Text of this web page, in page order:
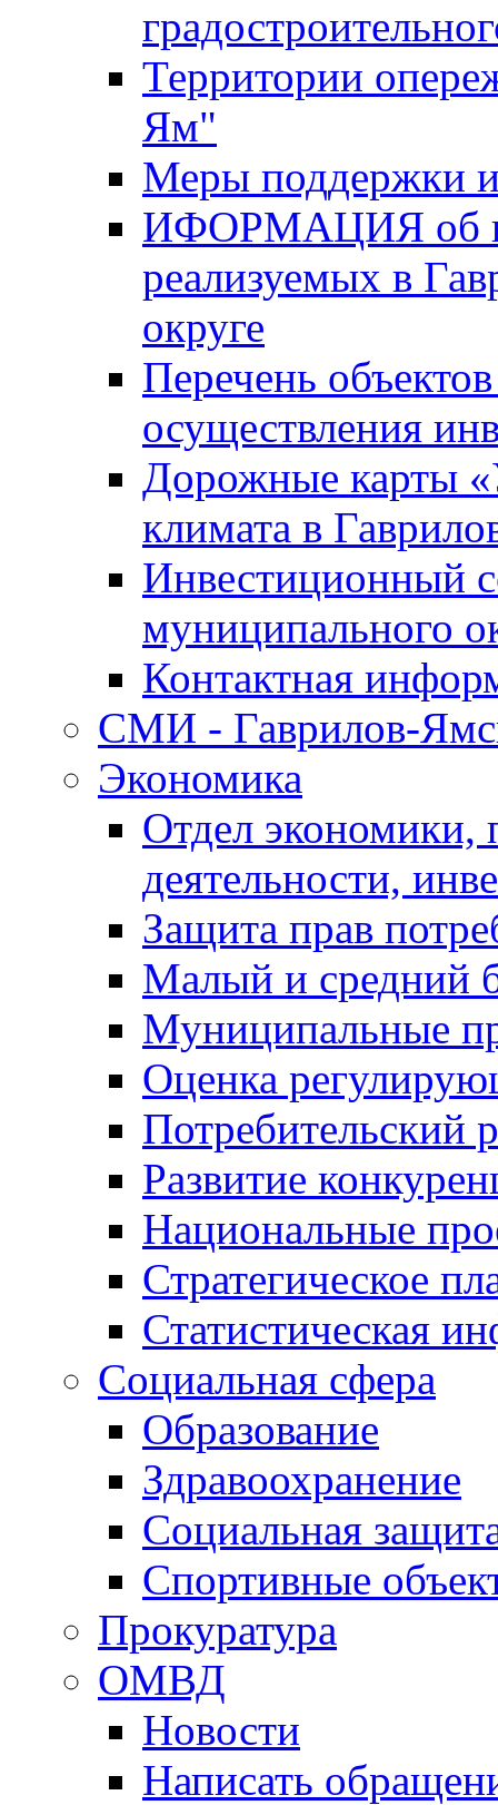
Территории
Ям"
Меры поддержки
ИФОРМАЦИЯ об
реализуемых в
округе
Перечень
осуществления
Дорожные карты
климата в
Инвестиционный
муниципального
Контактная
СМИ - Гаврилов-
Экономика
Отдел экономики,
деятельности,
Защита прав
Малый и средний
Муниципальные
Оценка
Потребительский
Развитие
Национальные
Стратегическое
Статистическая
Социальная сфера
Образование
Здравоохранение
Социальная
Спортивные
Прокуратура
ОМВД
Новости
Написать